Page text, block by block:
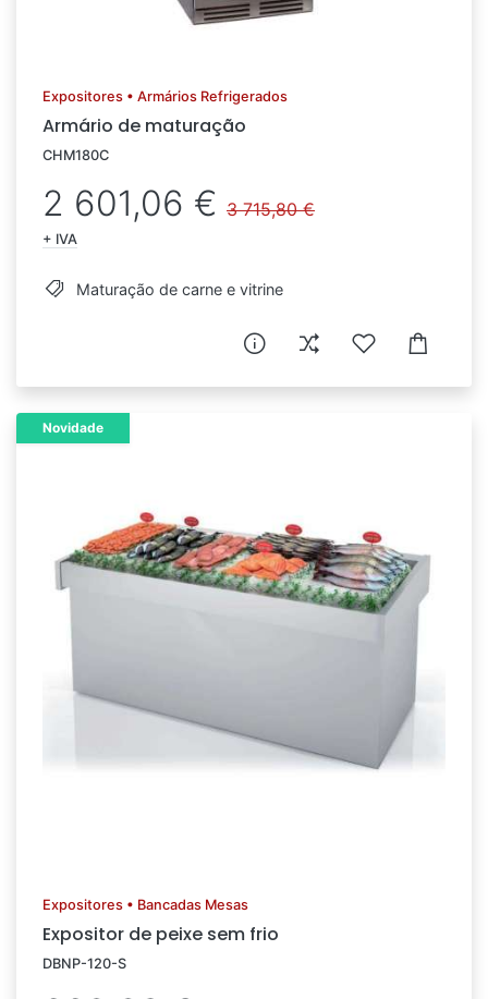
Expositores • Armários Refrigerados
Armário de maturação
CHM180C
2 601,06 € 3 715,80 €
+ IVA
Maturação de carne e vitrine
Novidade
Expositores • Bancadas Mesas
Expositor de peixe sem frio
DBNP-120-S